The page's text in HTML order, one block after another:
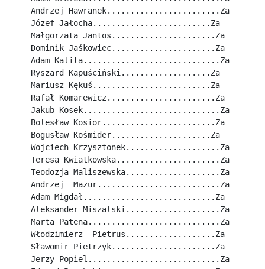
Andrzej Hawranek........................Za
Józef Jałocha.........................Za
Małgorzata Jantos......................Za
Dominik Jaśkowiec......................Za
Adam Kalita.............................Za
Ryszard Kapuściński...................Za
Mariusz Kękuś.........................Za
Rafał Komarewicz.......................Za
Jakub Kosek.............................Za
Bolesław Kosior........................Za
Bogusław Kośmider.....................Za
Wojciech Krzysztonek....................Za
Teresa Kwiatkowska......................Za
Teodozja Maliszewska....................Za
Andrzej  Mazur..........................Za
Adam Migdał............................Za
Aleksander Miszalski....................Za
Marta Patena............................Za
Włodzimierz  Pietrus...................Za
Sławomir Pietrzyk......................Za
Jerzy Popiel............................Za